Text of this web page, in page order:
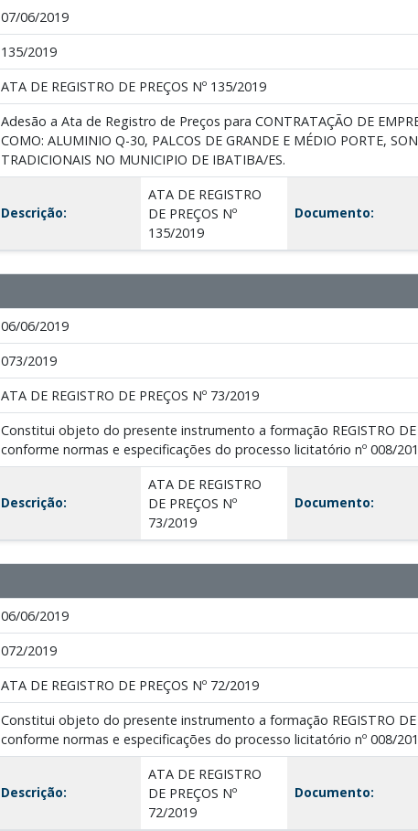
07/06/2019
135/2019
ATA DE REGISTRO DE PREÇOS Nº 135/2019
Adesão a Ata de Registro de Preços para CONTRATAÇÃO DE
COMO: ALUMINIO Q-30, PALCOS DE GRANDE E MÉDIO PORTE,
TRADICIONAIS NO MUNICIPIO DE IBATIBA/ES.
Descrição:
ATA DE REGISTRO
DE PREÇOS Nº
135/2019
Documento:
06/06/2019
073/2019
ATA DE REGISTRO DE PREÇOS Nº 73/2019
Constitui objeto do presente instrumento a formação REGISTRO DE
conforme normas e especificações do processo licitatório nº 008/
Descrição:
ATA DE REGISTRO
DE PREÇOS Nº
73/2019
Documento:
06/06/2019
072/2019
ATA DE REGISTRO DE PREÇOS Nº 72/2019
Constitui objeto do presente instrumento a formação REGISTRO DE
conforme normas e especificações do processo licitatório nº 008/
Descrição:
ATA DE REGISTRO
DE PREÇOS Nº
72/2019
Documento: